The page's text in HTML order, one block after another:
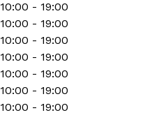
10:00 - 19:00
10:00 - 19:00
10:00 - 19:00
10:00 - 19:00
10:00 - 19:00
10:00 - 19:00
10:00 - 19:00